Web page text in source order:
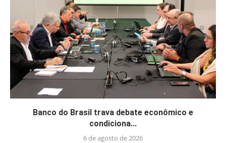
Banco do Brasil trava debate econômico e
condiciona...
6 de agosto de 2026